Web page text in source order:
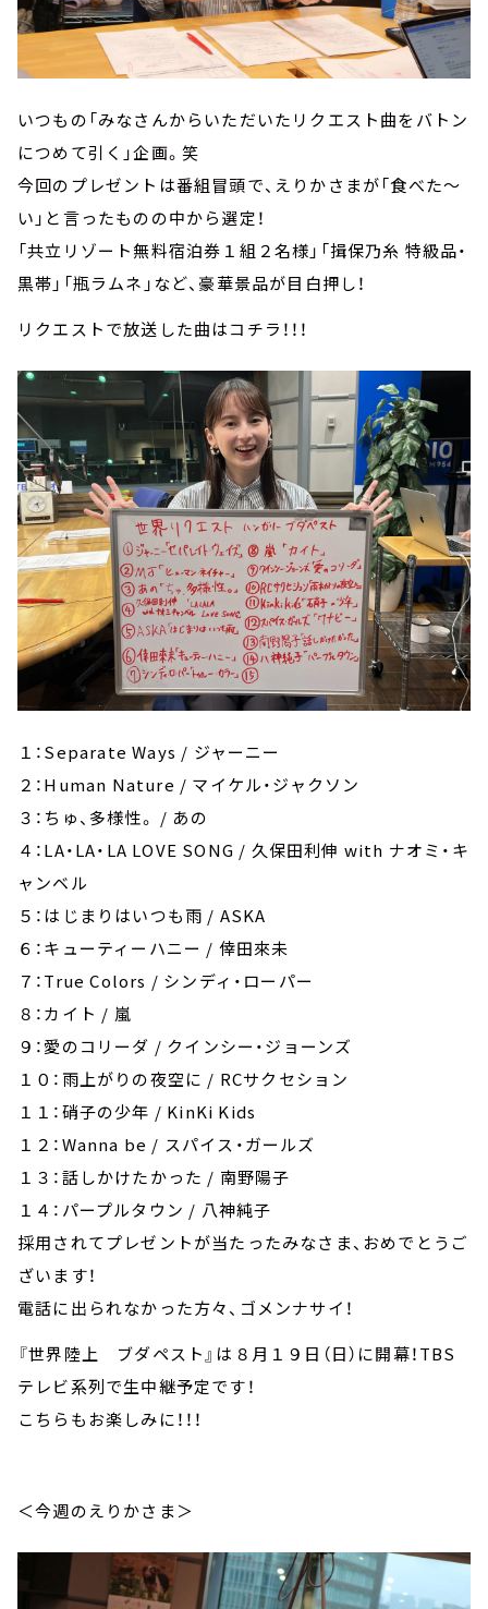
いつもの「みなさんからいただいたリクエスト曲をバトン
につめて引く」企画。笑
今回のプレゼントは番組冒頭で、えりかさまが「食べた～
い」と言ったものの中から選定！
「共立リゾート無料宿泊券１組２名様」「揖保乃糸 特級品・
黒帯」「瓶ラムネ」など、豪華景品が目白押し！
リクエストで放送した曲はコチラ！！！
１：Separate Ways / ジャーニー
２：Human Nature / マイケル・ジャクソン
３：ちゅ、多様性。 / あの
４：LA・LA・LA LOVE SONG / 久保田利伸 with ナオミ・キ
ャンベル
５：はじまりはいつも雨 / ASKA
６：キューティーハニー / 倖田來未
７：True Colors / シンディ・ローパー
８：カイト / 嵐
９：愛のコリーダ / クインシー・ジョーンズ
１０：雨上がりの夜空に / RCサクセション
１１：硝子の少年 / KinKi Kids
１２：Wanna be / スパイス・ガールズ
１３：話しかけたかった / 南野陽子
１４：パープルタウン / 八神純子
採用されてプレゼントが当たったみなさま、おめでとうご
ざいます！
電話に出られなかった方々、ゴメンナサイ！
『世界陸上 ブダペスト』は８月１９日（日）に開幕！TBS
テレビ系列で生中継予定です！
こちらもお楽しみに！！！
＜今週のえりかさま＞